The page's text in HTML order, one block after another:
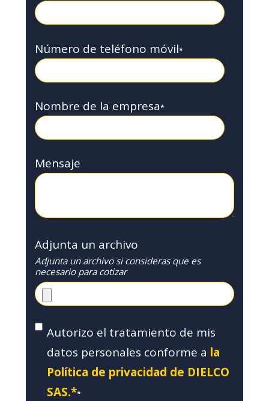
Número de teléfono móvil*
Nombre de la empresa*
Mensaje
Adjunta un archivo
Adjunta un archivo si consideras que es
necesario para cotizar
Autorizo el tratamiento de mis
datos personales conforme a la
Política de privacidad de DIELCO
SAS.**